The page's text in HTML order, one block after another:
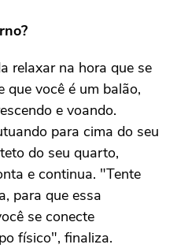
relaxar na hora que se
que você é um balão,
e voando.
para cima do seu
do seu quarto,
e continua. "Tente
para que essa
se conecte
físico", finaliza.